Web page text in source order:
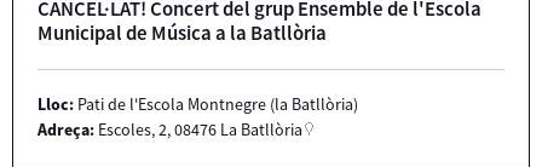
CANCEL·LAT! Concert del grup Ensemble de l'Escola
Municipal de Música a la Batllòria
Lloc: Pati de l'Escola Montnegre (la Batllòria)
Adreça: Escoles, 2, 08476 La Batllòria